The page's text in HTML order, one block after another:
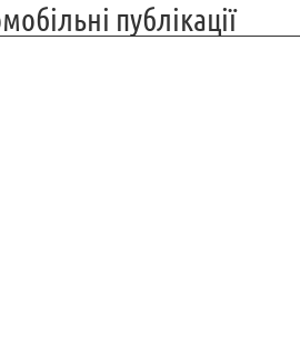
публікації